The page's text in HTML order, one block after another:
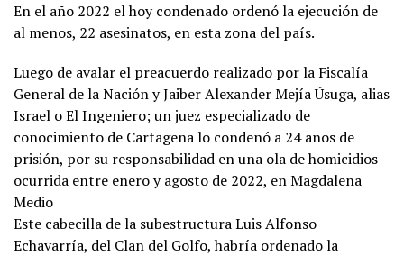
En el año 2022 el hoy condenado ordenó la ejecución de
al menos, 22 asesinatos, en esta zona del país.
Luego de avalar el preacuerdo realizado por la Fiscalía
General de la Nación y Jaiber Alexander Mejía Úsuga, alias
Israel o El Ingeniero; un juez especializado de
conocimiento de Cartagena lo condenó a 24 años de
prisión, por su responsabilidad en una ola de homicidios
ocurrida entre enero y agosto de 2022, en Magdalena
Medio
Este cabecilla de la subestructura Luis Alfonso
Echavarría, del Clan del Golfo, habría ordenado la